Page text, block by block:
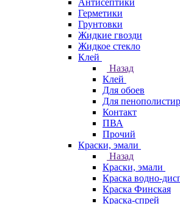
Антисептики
Герметики
Грунтовки
Жидкие гвозди
Жидкое стекло
Клей
Назад
Клей
Для обоев
Для
Контакт
ПВА
Прочий
Краски, эмали
Назад
Краски, эмали
Краска водно-
Краска Финская
Краска-спрей